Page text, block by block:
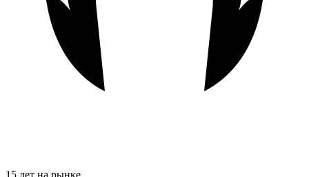
Бейдж
15 лет на рынке